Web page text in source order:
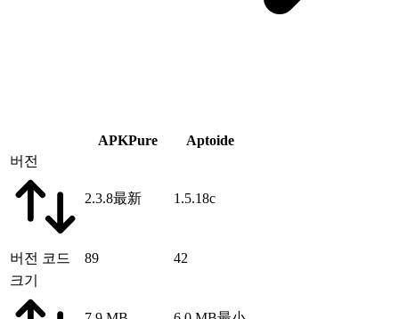
APKPure
Aptoide
버전
2.3.8最新 1.5.18c
버전 코드 89
42
크기